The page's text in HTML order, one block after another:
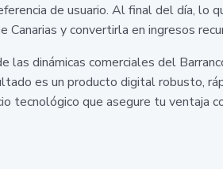
de usuario. Al final del día, lo
Canarias y convertirla en ingresos
las dinámicas comerciales del
es un producto digital robusto,
tecnológico que asegure tu ventaja